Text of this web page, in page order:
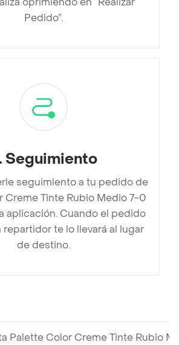
Pedido”.
Seguimiento
seguimiento a tu pedido de
Creme Tinte Rubio Medio 7-0
aplicación. Cuando el pedido
te lo llevará al lugar
de destino.
Palette Color Creme Tinte Rubio